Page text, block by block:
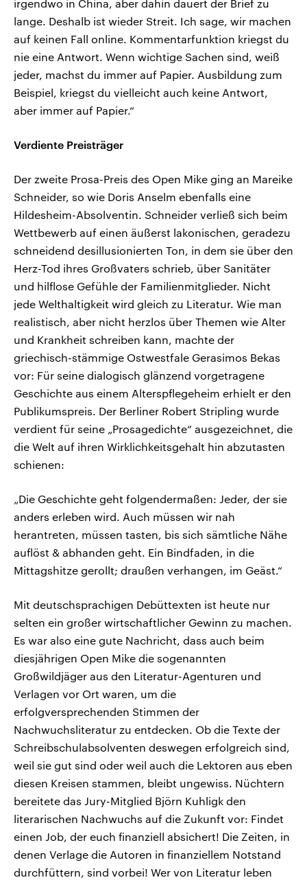
irgendwo in China, aber dahin dauert der Brief zu
lange. Deshalb ist wieder Streit. Ich sage, wir machen
auf keinen Fall online. Kommentarfunktion kriegst du
nie eine Antwort. Wenn wichtige Sachen sind, weiß
jeder, machst du immer auf Papier. Ausbildung zum
Beispiel, kriegst du vielleicht auch keine Antwort,
aber immer auf Papier.“
Verdiente Preisträger
Der zweite Prosa-Preis des Open Mike ging an Mareike
Schneider, so wie Doris Anselm ebenfalls eine
Hildesheim-Absolventin. Schneider verließ sich beim
Wettbewerb auf einen äußerst lakonischen, geradezu
schneidend desillusionierten Ton, in dem sie über den
Herz-Tod ihres Großvaters schrieb, über Sanitäter
und hilflose Gefühle der Familienmitglieder. Nicht
jede Welthaltigkeit wird gleich zu Literatur. Wie man
realistisch, aber nicht herzlos über Themen wie Alter
und Krankheit schreiben kann, machte der
griechisch-stämmige Ostwestfale Gerasimos Bekas
vor: Für seine dialogisch glänzend vorgetragene
Geschichte aus einem Alterspflegeheim erhielt er den
Publikumspreis. Der Berliner Robert Stripling wurde
verdient für seine „Prosagedichte“ ausgezeichnet, die
die Welt auf ihren Wirklichkeitsgehalt hin abzutasten
schienen:
„Die Geschichte geht folgendermaßen: Jeder, der sie
anders erleben wird. Auch müssen wir nah
herantreten, müssen tasten, bis sich sämtliche Nähe
auflöst & abhanden geht. Ein Bindfaden, in die
Mittagshitze gerollt; draußen verhangen, im Geäst.“
Mit deutschsprachigen Debüttexten ist heute nur
selten ein großer wirtschaftlicher Gewinn zu machen.
Es war also eine gute Nachricht, dass auch beim
diesjährigen Open Mike die sogenannten
Großwildjäger aus den Literatur-Agenturen und
Verlagen vor Ort waren, um die
erfolgversprechenden Stimmen der
Nachwuchsliteratur zu entdecken. Ob die Texte der
Schreibschulabsolventen deswegen erfolgreich sind,
weil sie gut sind oder weil auch die Lektoren aus eben
diesen Kreisen stammen, bleibt ungewiss. Nüchtern
bereitete das Jury-Mitglied Björn Kuhligk den
literarischen Nachwuchs auf die Zukunft vor: Findet
einen Job, der euch finanziell absichert! Die Zeiten, in
denen Verlage die Autoren in finanziellem Notstand
durchfüttern, sind vorbei! Wer von Literatur leben